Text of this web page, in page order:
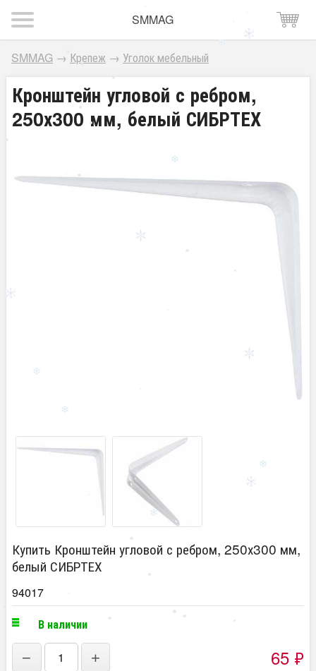
SMMAG
SMMAG → Крепеж → Уголок мебельный
Кронштейн угловой с ребром,
250х300 мм, белый СИБРТЕХ
Купить Кронштейн угловой с ребром, 250х300 мм,
белый СИБРТЕХ
94017
В наличии
− + 65 ₽